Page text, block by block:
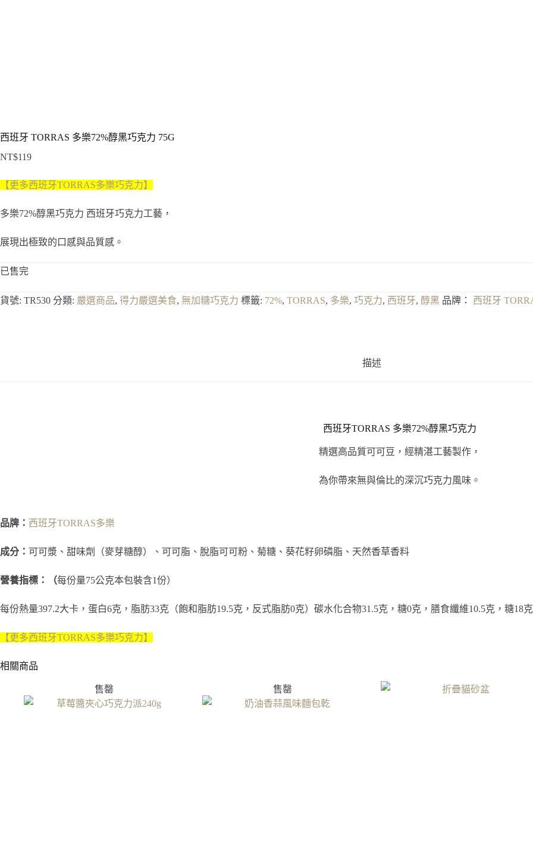
西班牙 TORRAS 多樂72%醇黑巧克力 75G
NT$119
【更多西班牙TORRAS多樂巧克力】
多樂72%醇黑巧克力 西班牙巧克力工藝，
展現出極致的口感與品質感。
已售完
貨號: TR530 分類: 嚴選商品, 得力嚴選美食, 無加糖巧克力 標籤: 72%, TORRAS, 多樂, 巧克力, 西班牙, 醇黑 品牌： 西班牙
描述
西班牙TORRAS 多樂72%醇黑巧克力
精選高品質可可豆，經精湛工藝製作，
為你帶來無與倫比的深沉巧克力風味。
品牌： 西班牙TORRAS多樂
成分： 可可漿、甜味劑（麥芽糖醇）、可可脂、脫脂可可粉、菊糖、葵花籽卵磷脂、天然香草香料
營養指標：（每份量75公克本包裝含1份）
每份熱量397.2大卡，蛋白6克，脂肪33克（飽和脂肪19.5克，反式脂肪0克）碳水化合物31.5克，糖0克，膳食纖維10.5克，糖18
【更多西班牙TORRAS多樂巧克力】
相關商品
售罄 售罄